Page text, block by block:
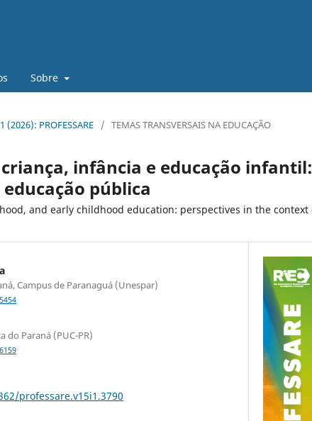
Sobre
(2026): PROFESSARE / TEMAS TRANSVERSAIS NA EDUCAÇÃO
criança, infância e educação
pública
and early childhood education: perspectives in the
Campus de Paranaguá (Unespar)
do Paraná (PUC-PR)
professare.v15i1.3790